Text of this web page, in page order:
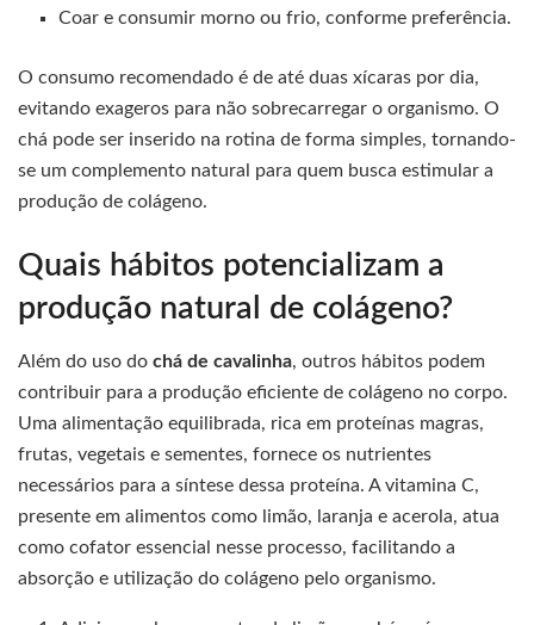
Coar e consumir morno ou frio, conforme preferência.
O consumo recomendado é de até duas xícaras por dia,
evitando exageros para não sobrecarregar o organismo. O
chá pode ser inserido na rotina de forma simples, tornando-
se um complemento natural para quem busca estimular a
produção de colágeno.
Quais hábitos potencializam a
produção natural de colágeno?
Além do uso do chá de cavalinha, outros hábitos podem
contribuir para a produção eficiente de colágeno no corpo.
Uma alimentação equilibrada, rica em proteínas magras,
frutas, vegetais e sementes, fornece os nutrientes
necessários para a síntese dessa proteína. A vitamina C,
presente em alimentos como limão, laranja e acerola, atua
como cofator essencial nesse processo, facilitando a
absorção e utilização do colágeno pelo organismo.